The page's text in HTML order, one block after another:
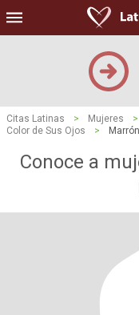
Citas Latinas > Mujeres >
Color de Sus Ojos
> Marrón
Conoce a